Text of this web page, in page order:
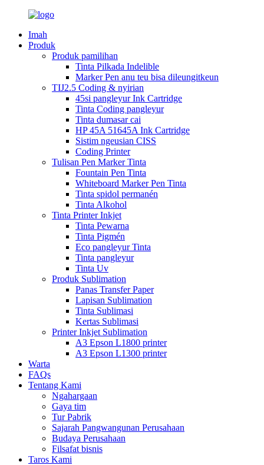
Imah
Produk
Produk pamilihan
Tinta Pilkada Indelible
Marker Pen anu teu bisa dileungitkeun
TIJ2.5 Coding & nyirian
45si pangleyur Ink Cartridge
Tinta Coding pangleyur
Tinta dumasar cai
HP 45A 51645A Ink Cartridge
Sistim ngeusian CISS
Coding Printer
Tulisan Pen Marker Tinta
Fountain Pen Tinta
Whiteboard Marker Pen Tinta
Tinta spidol permanén
Tinta Alkohol
Tinta Printer Inkjet
Tinta Pewarna
Tinta Pigmén
Eco pangleyur Tinta
Tinta pangleyur
Tinta Uv
Produk Sublimation
Panas Transfer Paper
Lapisan Sublimation
Tinta Sublimasi
Kertas Sublimasi
Printer Inkjet Sublimation
A3 Epson L1800 printer
A3 Epson L1300 printer
Warta
FAQs
Tentang Kami
Ngahargaan
Gaya tim
Tur Pabrik
Sajarah Pangwangunan Perusahaan
Budaya Perusahaan
Filsafat bisnis
Taros Kami